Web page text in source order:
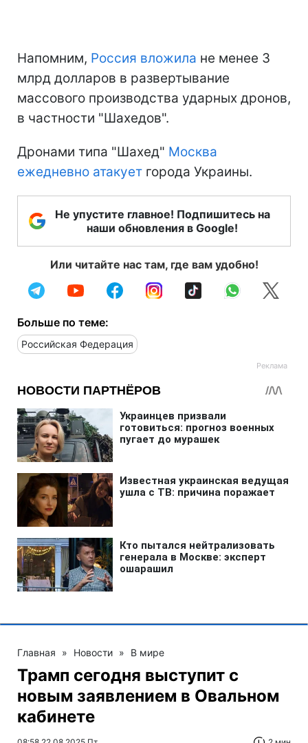
Напомним, Россия вложила не менее 3
млрд долларов в развертывание
массового производства ударных дронов,
в частности "Шахедов".
Дронами типа "Шахед" Москва
ежедневно атакует города Украины.
Не упустите главное! Подпишитесь на
наши обновления в Google!
Или читайте нас там, где вам удобно!
Больше по теме:
Российская Федерация
Главная » Новости » В мире
Трамп сегодня выступит с
новым заявлением в Овальном
кабинете